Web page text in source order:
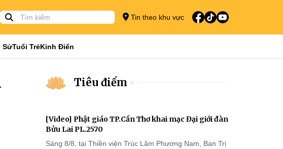
Tin theo khu vực
SửTuổi TrẻKinh Điển
Tiêu điểm
[Video] Phật giáo TP.Cần Thơ khai mạc Đại giới đàn
Bửu Lai PL.2570
Sáng 8/8, tại Thiền viện Trúc Lâm Phương Nam, Ban Trị